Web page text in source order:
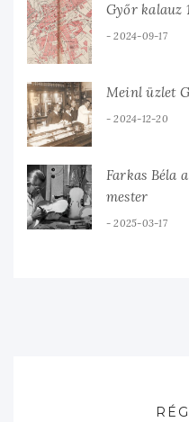
Győr kalauz
2024-09-17
Meinl üzlet
2024-12-20
Farkas Béla
mester
2025-03-17